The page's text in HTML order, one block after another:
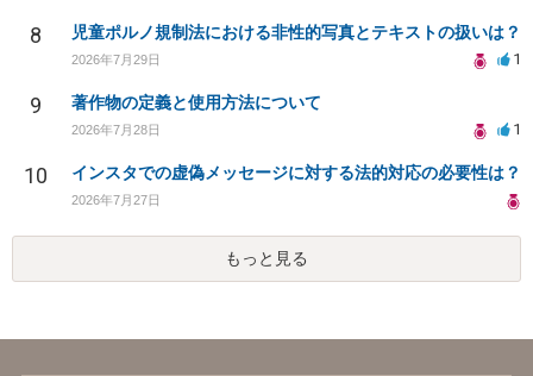
8 児童ポルノ規制法における非性的写真とテキストの扱いは？
2026年7月29日 1
9 著作物の定義と使用方法について
2026年7月28日 1
10 インスタでの虚偽メッセージに対する法的対応の必要性は？
2026年7月27日
もっと見る